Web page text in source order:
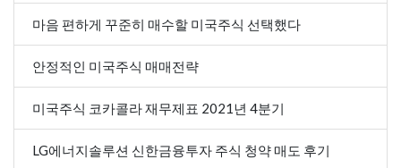
마음 편하게 꾸준히 매수할 미국주식 선택했다
안정적인 미국주식 매매전략
미국주식 코카콜라 재무제표 2021년 4분기
LG에너지솔루션 신한금융투자 주식 청약 매도 후기